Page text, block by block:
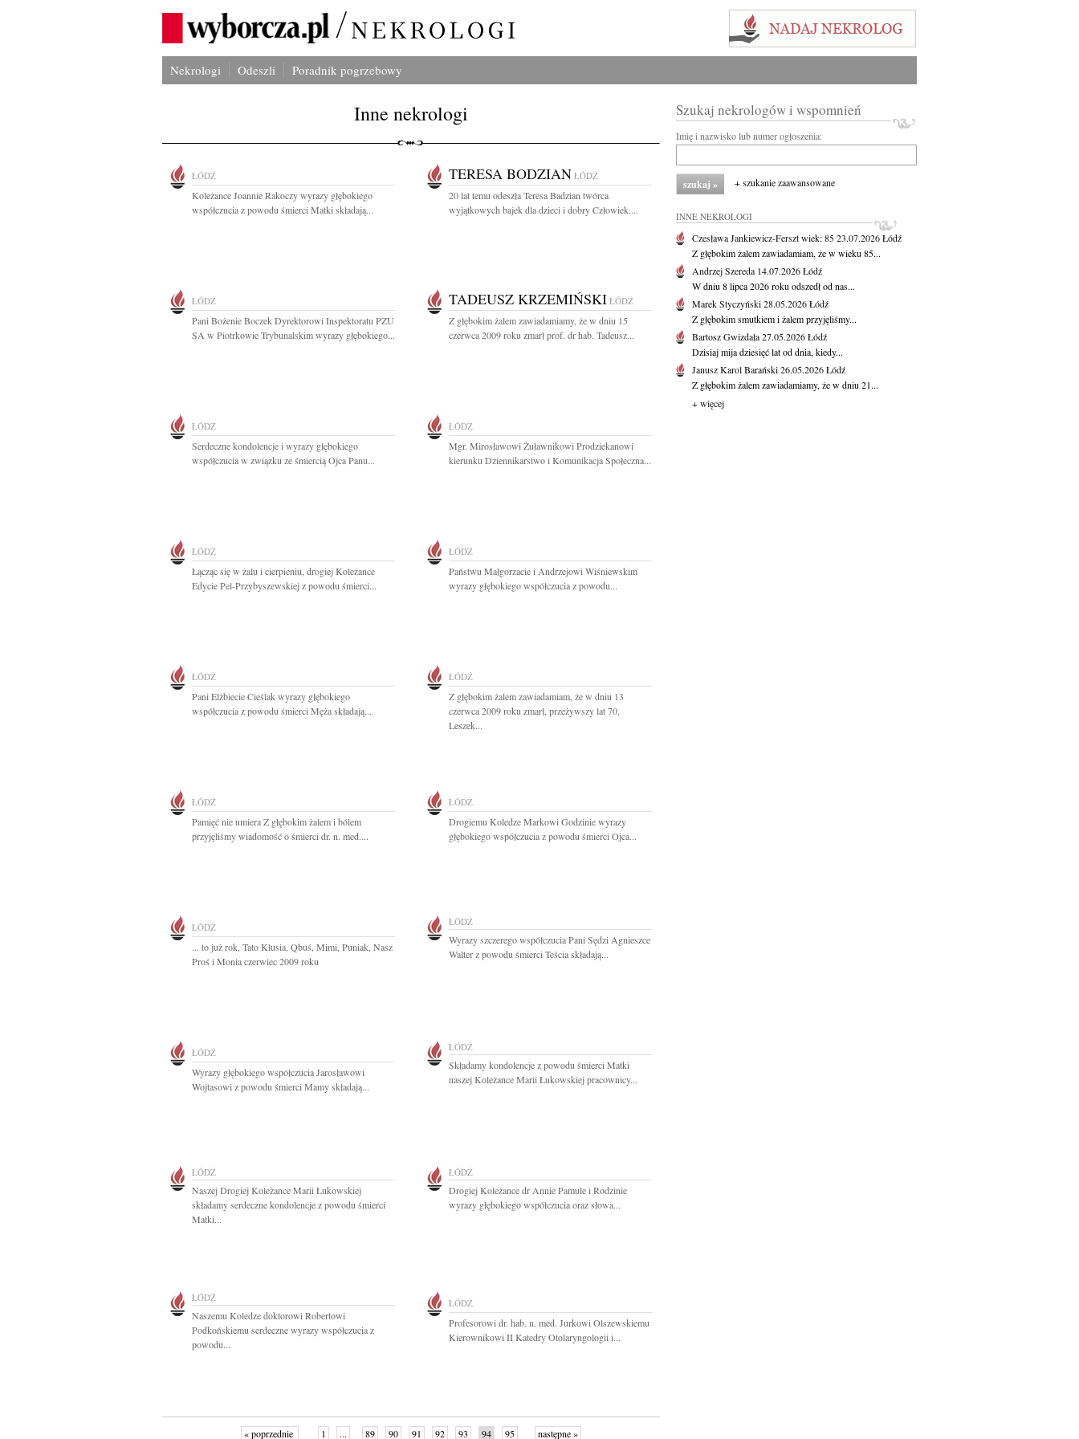
Nekrologi Odeszli Poradnik pogrzebowy
Inne nekrologi
ŁÓDŹ
Koleżance Joannie Rakoczy wyrazy głębokiego
współczucia z powodu śmierci Matki składają...
TERESA BODZIAN ŁÓDŹ
20 lat temu odeszła Teresa Badzian twórca
wyjątkowych bajek dla dzieci i dobry Człowiek....
ŁÓDŹ
Pani Bożenie Boczek Dyrektorowi Inspektoratu PZU
SA w Piotrkowie Trybunalskim wyrazy głębokiego...
TADEUSZ KRZEMIŃSKI ŁÓDŹ
Z głębokim żalem zawiadamiamy, że w dniu 15
czerwca 2009 roku zmarł prof. dr hab. Tadeusz...
ŁÓDŹ
Serdeczne kondolencje i wyrazy głębokiego
współczucia w związku ze śmiercią Ojca Panu...
ŁÓDŹ
Mgr. Mirosławowi Żuławnikowi Prodziekanowi
kierunku Dziennikarstwo i Komunikacja Społeczna...
ŁÓDŹ
Łącząc się w żalu i cierpieniu, drogiej Koleżance
Edycie Pel-Przybyszewskiej z powodu śmierci...
ŁÓDŹ
Państwu Małgorzacie i Andrzejowi Wiśniewskim
wyrazy głębokiego współczucia z powodu...
ŁÓDŹ
Pani Elżbiecie Cieślak wyrazy głębokiego
współczucia z powodu śmierci Męża składają...
ŁÓDŹ
Z głębokim żalem zawiadamiam, że w dniu 13
czerwca 2009 roku zmarł, przeżywszy lat 70,
Leszek...
ŁÓDŹ
Pamięć nie umiera Z głębokim żalem i bólem
przyjęliśmy wiadomość o śmierci dr. n. med....
ŁÓDŹ
Drogiemu Koledze Markowi Godzinie wyrazy
głębokiego współczucia z powodu śmierci Ojca...
ŁÓDŹ
... to już rok, Tato Klusia, Qbuś, Mimi, Puniak, Nasz
Proś i Monia czerwiec 2009 roku
ŁÓDŹ
Wyrazy szczerego współczucia Pani Sędzi Agnieszce
Walter z powodu śmierci Teścia składają...
ŁÓDŹ
Wyrazy głębokiego współczucia Jarosławowi
Wojtasowi z powodu śmierci Mamy składają...
ŁÓDŹ
Składamy kondolencje z powodu śmierci Matki
naszej Koleżance Marii Łukowskiej pracownicy...
ŁÓDŹ
Naszej Drogiej Koleżance Marii Łukowskiej
składamy serdeczne kondolencje z powodu śmierci
Matki...
ŁÓDŹ
Drogiej Koleżance dr Annie Pamule i Rodzinie
wyrazy głębokiego współczucia oraz słowa...
ŁÓDŹ
Naszemu Koledze doktorowi Robertowi
Podkońskiemu serdeczne wyrazy współczucia z
powodu...
ŁÓDŹ
Profesorowi dr. hab. n. med. Jurkowi Olszewskiemu
Kierownikowi II Katedry Otolaryngologii i...
« poprzednie 1 ... 89 90 91 92 93 94 95 następne »
Szukaj nekrologów i wspomnień
Imię i nazwisko lub numer ogłoszenia:
+ szukanie zaawansowane
INNE NEKROLOGI
Czesława Jankiewicz-Fersztwiek: 8523.07.2026Łódź
Z głębokim żalem zawiadamiam, że w wieku 85...
Andrzej Szereda 14.07.2026Łódź
W dniu 8 lipca 2026 roku odszedł od nas...
Marek Styczyński28.05.2026Łódź
Z głębokim smutkiem i żalem przyjęliśmy...
Bartosz Gwizdała27.05.2026Łódź
Dzisiaj mija dziesięć lat od dnia, kiedy...
Janusz Karol Barański26.05.2026Łódź
Z głębokim żalem zawiadamiamy, że w dniu 21...
+ więcej